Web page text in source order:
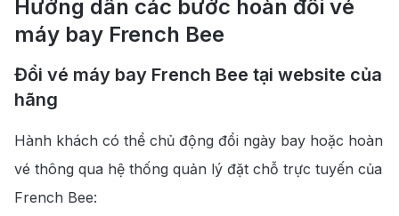
Hướng dẫn các bước hoàn đổi vé
máy bay French Bee
Đổi vé máy bay French Bee tại website của
hãng
Hành khách có thể chủ động đổi ngày bay hoặc hoàn
vé thông qua hệ thống quản lý đặt chỗ trực tuyến của
French Bee: